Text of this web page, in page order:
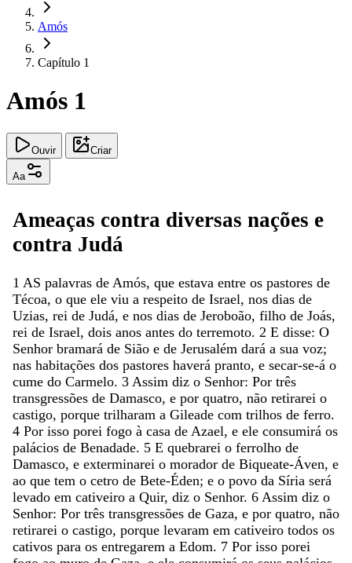
Amós
Capítulo 1
Amós 1
Ouvir Criar
Aa
Ameaças contra diversas nações e
contra Judá
1 AS palavras de Amós, que estava entre os pastores de
Técoa, o que ele viu a respeito de Israel, nos dias de
Uzias, rei de Judá, e nos dias de Jeroboão, filho de Joás,
rei de Israel, dois anos antes do terremoto. 2 E disse: O
Senhor bramará de Sião e de Jerusalém dará a sua voz;
nas habitações dos pastores haverá pranto, e secar-se-á o
cume do Carmelo. 3 Assim diz o Senhor: Por três
transgressões de Damasco, e por quatro, não retirarei o
castigo, porque trilharam a Gileade com trilhos de ferro.
4 Por isso porei fogo à casa de Azael, e ele consumirá os
palácios de Benadade. 5 E quebrarei o ferrolho de
Damasco, e exterminarei o morador de Biqueate-Áven, e
ao que tem o cetro de Bete-Éden; e o povo da Síria será
levado em cativeiro a Quir, diz o Senhor. 6 Assim diz o
Senhor: Por três transgressões de Gaza, e por quatro, não
retirarei o castigo, porque levaram em cativeiro todos os
cativos para os entregarem a Edom. 7 Por isso porei